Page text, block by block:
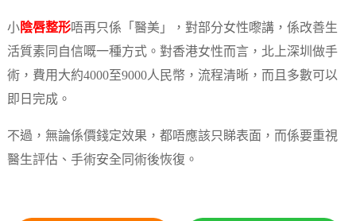
小陰唇整形唔再只係「醫美」，對部分女性嚟講，係改善生
活質素同自信嘅一種方式。對香港女性而言，北上深圳做手
術，費用大約4000至9000人民幣，流程清晰，而且多數可以
即日完成。
不過，無論係價錢定效果，都唔應該只睇表面，而係要重視
醫生評估、手術安全同術後恢復。